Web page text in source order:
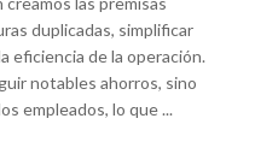
duplicadas, simplificar
eficiencia de la operación.
notables ahorros, sino
empleados, lo que ...